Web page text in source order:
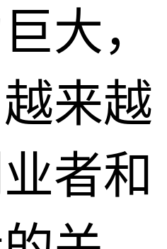
大，
来越
者和